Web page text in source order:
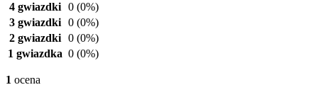
4 gwiazdki 0 (0%)
3 gwiazdki 0 (0%)
2 gwiazdki 0 (0%)
1 gwiazdka 0 (0%)
1 ocena